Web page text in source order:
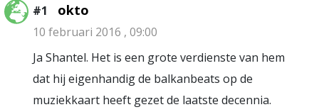
#1 okto
10 februari 2016 , 09:00
Ja Shantel. Het is een grote verdienste van hem
dat hij eigenhandig de balkanbeats op de
muziekkaart heeft gezet de laatste decennia.